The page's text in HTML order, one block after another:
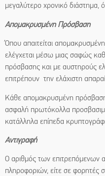
μεγαλύτερο χρονικό διάστημα,
Απομακρυσμένη Πρόσβαση
Όπου απαιτείται
ελέγχεται μέσω μιας σαφώς
πρόσβασης και με αυστηρούς
επιτρέπουν την ελάχιστη
Κάθε απομακρυσμένη
ασφαλή πρωτόκολλα
κατάλληλα επίπεδα
Αντιγραφή
Ο αριθμός των επιτρεπόμενων
πληροφοριών, είτε σε φορητές